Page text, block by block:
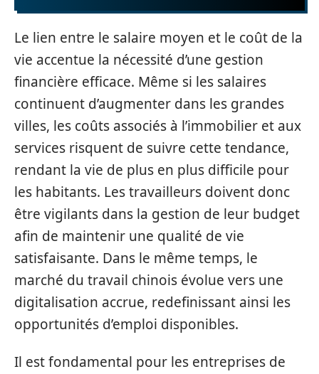
Le lien entre le salaire moyen et le coût de la
vie accentue la nécessité d’une gestion
financière efficace. Même si les salaires
continuent d’augmenter dans les grandes
villes, les coûts associés à l’immobilier et aux
services risquent de suivre cette tendance,
rendant la vie de plus en plus difficile pour
les habitants. Les travailleurs doivent donc
être vigilants dans la gestion de leur budget
afin de maintenir une qualité de vie
satisfaisante. Dans le même temps, le
marché du travail chinois évolue vers une
digitalisation accrue, redefinissant ainsi les
opportunités d’emploi disponibles.
Il est fondamental pour les entreprises de